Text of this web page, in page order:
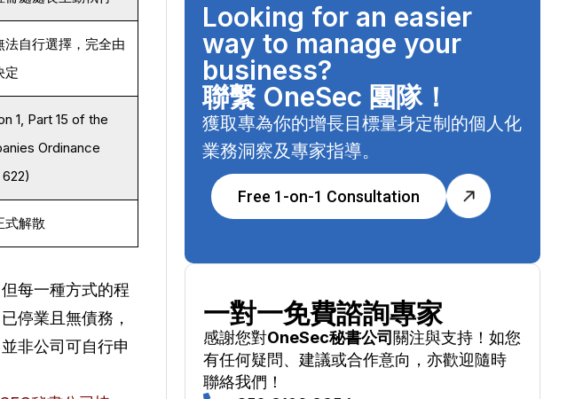
法自行選擇，完全由
定
1, Part 15 of the
Ordinance
式解散
每一種方式的程
停業且無債務，
非公司可自行申
Looking for an easier
way to manage your
business?
聯繫 OneSec 團隊！
獲取專為你的增長目標量身定制的個人化
業務洞察及專家指導。
Free 1-on-1 Consultation
一對一免費諮詢專家
感謝您對OneSec秘書公司 關注與支持！如您
有任何疑問、建議或合作意向，亦歡迎隨時
聯絡我們！